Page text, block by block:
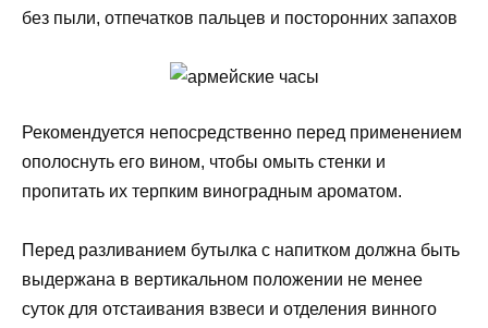
без пыли, отпечатков пальцев и посторонних запахов
Рекомендуется непосредственно перед применением
ополоснуть его вином, чтобы омыть стенки и
пропитать их терпким виноградным ароматом.
Перед разливанием бутылка с напитком должна быть
выдержана в вертикальном положении не менее
суток для отстаивания взвеси и отделения винного